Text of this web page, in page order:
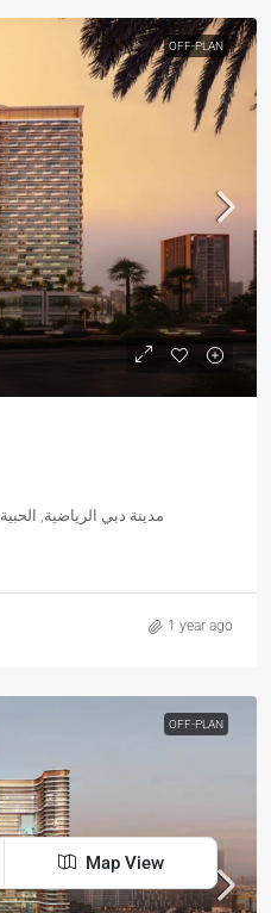
OFF-PLAN
مدينة دبي الرياضية, الحبية 4, دبي, الإمارات العربية المتحدة
1 year ago
OFF-PLAN
Map View